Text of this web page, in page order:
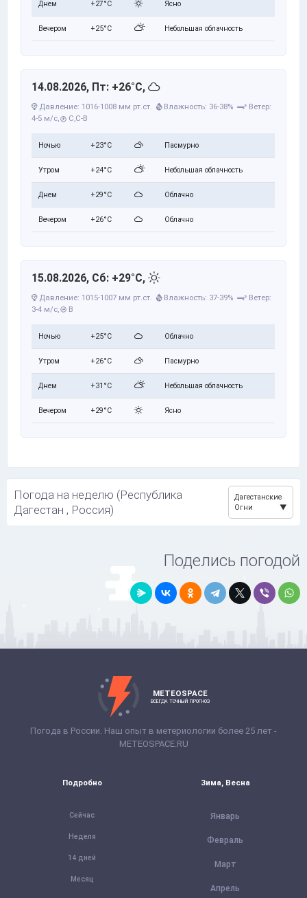
Днем +27°C Ясно
Вечером +25°C Небольшая облачность
14.08.2026, Пт: +26°C,
Давление: 1016-1008 мм рт.ст. Влажность: 36-38%
Ветер:
4-5 м/с,
С,С-В
Ночью +23°C Пасмурно
Утром +24°C Небольшая облачность
Днем +29°C Облачно
Вечером +26°C Облачно
15.08.2026, Сб: +29°C,
Давление: 1015-1007 мм рт.ст. Влажность: 37-39%
Ветер:
3-4 м/с,
В
Ночью +25°C Облачно
Утром +26°C Пасмурно
Днем +31°C Небольшая облачность
Вечером +29°C Ясно
Погода на неделю (Республика
Дагестан , Россия)
Дагестанские
Огни
Поделись погодой
METEOSPACE
ВСЕГДА ТОЧНЫЙ ПРОГНОЗ
Погода в России. Наш опыт в метериологии более 25 лет -
METEOSPACE.RU
Подробно
Сейчас
Неделя
14 дней
Месяц
Зима, Весна
Январь
Февраль
Март
Апрель